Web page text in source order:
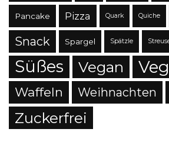
Pancake Pizza Quark Quiche
Snack Spargel Spätzle
Süßes Vegan
Waffeln Weihnachten
Zuckerfrei